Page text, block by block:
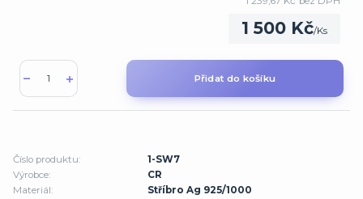
1 500 Kč/Ks
Přidat do košíku
Číslo produktu:
1-SW7
Výrobce:
CR
Materiál:
Stříbro Ag 925/1000